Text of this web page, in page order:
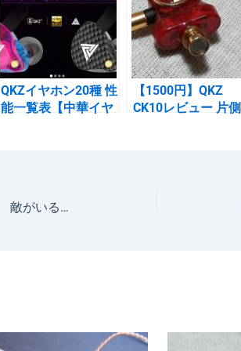
QKZイヤホン20種 性
能一覧表【中華イヤ
【1500円】QKZ
CK10レビュー 片側
【Door Kickers 2】攻略のコツ 敵がいる（かもしれない）方向に銃向けてカニ歩き